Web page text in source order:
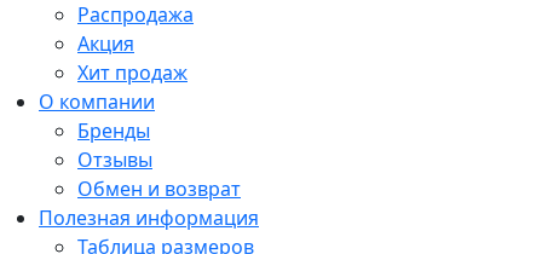
Распродажа
Акция
Хит продаж
О компании
Бренды
Отзывы
Обмен и возврат
Полезная информация
Таблица размеров